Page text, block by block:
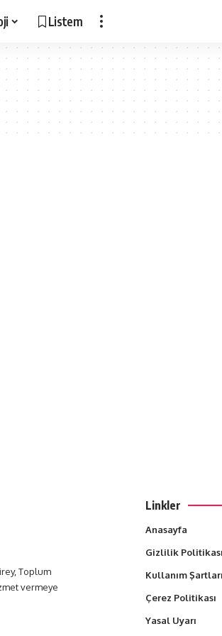
Listem
Toplum
vermeye
Linkler
Anasayfa
Gizlilik Politikası
Kullanım Şartları
Çerez Politikası
Yasal Uyarı